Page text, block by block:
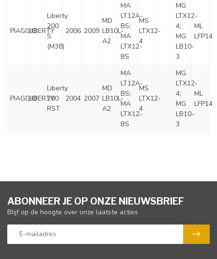
PIAGGIOLIBERTY
Liberty
200
S
(M38)
2006 2009
MD
LB10L-
A2
MA
LT12A-
BS;
MA
LTX12-
BS
MS
LTX12-
4
MG
LTX12-
4;
MG
LB10-
3
ML
LFP14
PIAGGIOLIBERTY
Liberty
200
RST
2004 2007
MD
LB10L-
A2
MA
LT12A-
BS;
MA
LTX12-
BS
MS
LTX12-
4
MG
LTX12-
4;
MG
LB10-
3
ML
LFP14
ABONNEER JE OP ONZE NIEUWSBRIEF
Blijf op de hoogte over onze laatste acties